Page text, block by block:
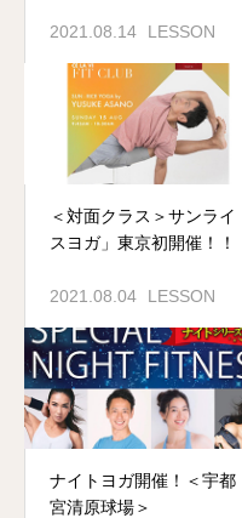
2021.08.14 LESSON
＜対面クラス＞サンライ
スヨガ」東京初開催！！
2021.08.04 LESSON
ナイトヨガ開催！＜宇都
宮清原球場＞